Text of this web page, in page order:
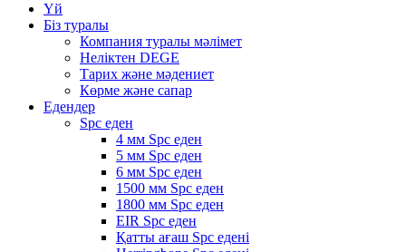
Үй
Біз туралы
Компания туралы мәлімет
Неліктен DEGE
Тарих және мәдениет
Көрме және сапар
Едендер
Spc еден
4 мм Spc еден
5 мм Spc еден
6 мм Spc еден
1500 мм Spc еден
1800 мм Spc еден
EIR Spc еден
Қатты ағаш Spc едені